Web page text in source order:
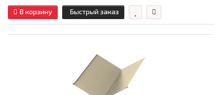
В корзину Быстрый заказ